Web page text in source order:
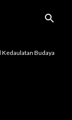
Kedaulatan Budaya